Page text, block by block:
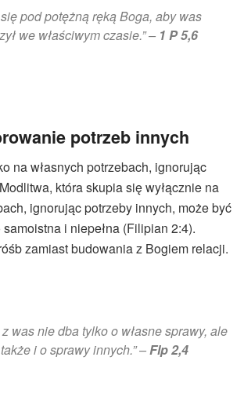
pod potężną ręką Boga, aby was
we właściwym czasie.” – 1 P 5,6
potrzeb innych
na własnych potrzebach, ignorując
która skupia się wyłącznie na
ignorując potrzeby innych, może być
i niepełna (Filipian 2:4).
zamiast budowania z Bogiem relacji.
was nie dba tylko o własne sprawy, ale
i o sprawy innych.” –Flp 2,4